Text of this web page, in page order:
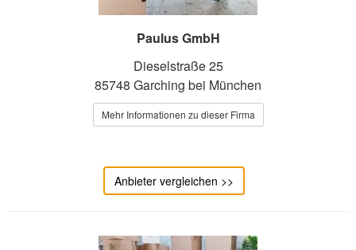
Paulus GmbH
Dieselstraße 25
85748 Garching bei München
Mehr Informationen zu dieser Firma
Anbieter vergleichen >>